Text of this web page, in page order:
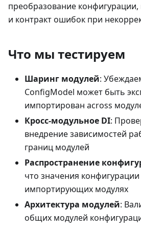
преобразование
и контракт ошибок при
Что мы тестируем
Шаринг модулей:
ConfigModel может быть
импортирован across
Кросс-модульное DI:
внедрение зависимостей
границ модулей
Распространение
что значения
импортирующих модулях
Архитектура модулей:
общих модулей